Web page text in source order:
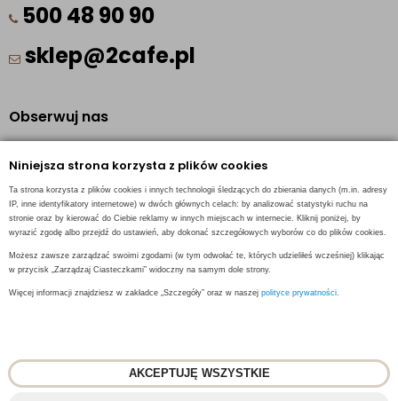
Niniejsza strona korzysta z plików cookies
Ta strona korzysta z plików cookies i innych technologii śledzących do zbierania danych (m.in. adresy
IP, inne identyfikatory internetowe) w dwóch głównych celach: by analizować statystyki ruchu na
stronie oraz by kierować do Ciebie reklamy w innych miejscach w internecie. Kliknij poniżej, by
wyrazić zgodę albo przejdź do ustawień, aby dokonać szczegółowych wyborów co do plików cookies.
Możesz zawsze zarządzać swoimi zgodami (w tym odwołać te, których udzieliłeś wcześniej) klikając
w przycisk „Zarządzaj Ciasteczkami” widoczny na samym dole strony.
Więcej informacji znajdziesz w zakładce „Szczegóły” oraz w naszej polityce prywatności.
AKCEPTUJĘ WSZYSTKIE
500 48 90 90
sklep@2cafe.pl
Obserwuj nas
Instagram
INFORMACJE KONTAKTOWE
© 20182CAFE- Fresh Roasted Coffee